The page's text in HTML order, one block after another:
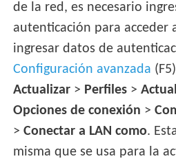
de la red, es necesario
autenticación para acceder
ingresar datos de
Configuración avanzada
Actualizar > Perfiles >
Opciones de conexión >
>Conectar a LAN como.
misma que se usa para la